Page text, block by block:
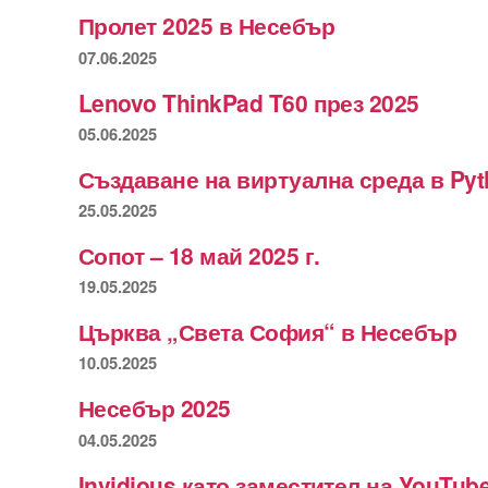
Пролет 2025 в Несебър
07.06.2025
Lenovo ThinkPad T60 през 2025
05.06.2025
Създаване на виртуална среда в
25.05.2025
Сопот – 18 май 2025 г.
19.05.2025
Църква „Света София“ в Несебър
10.05.2025
Несебър 2025
04.05.2025